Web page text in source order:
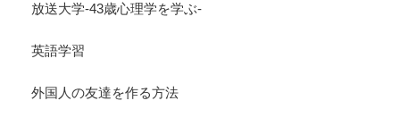
放送大学-43歳心理学を学ぶ-
英語学習
外国人の友達を作る方法